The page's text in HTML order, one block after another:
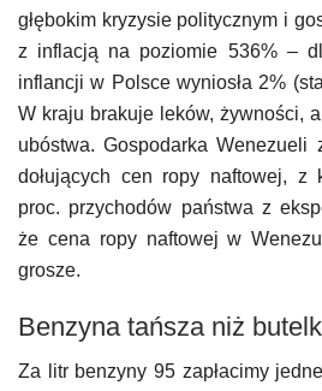
głębokim kryzysie politycznym i
z inflacją na poziomie 536% –
inflancji w Polsce wyniosła 2%
W kraju brakuje leków, żywności,
ubóstwa. Gospodarka Wenezueli
dołujących cen ropy naftowej, z
proc. przychodów państwa z
że cena ropy naftowej w
grosze.
Benzyna tańsza niż
Za litr benzyny 95 zapłacimy